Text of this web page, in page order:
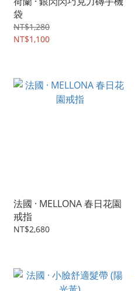
袋
NT$1,280
NT$1,100
法國 · MELLONA 春日花園
戒指
NT$2,680